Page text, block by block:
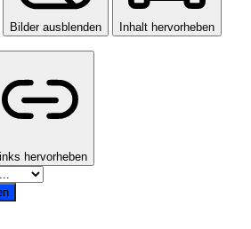
Bilder ausblenden Inhalt hervorheben
hervorheben